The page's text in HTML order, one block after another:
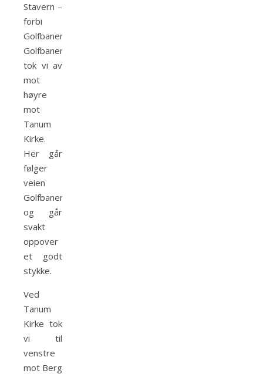
Stavern –
forbi
Golfbanen. Etter
Golfbanen
tok vi av
mot
høyre
mot
Tanum
Kirke.
Her går
følger
veien
Golfbanen
og går
svakt
oppover
et godt
stykke.
Ved
Tanum
Kirke tok
vi til
venstre
mot Berg